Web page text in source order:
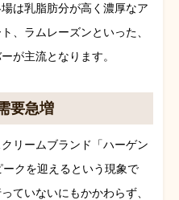
は乳脂肪分が高く濃厚なア
、ラムレーズンといった、
が主流となります。
要急増
リームブランド「ハーゲン
クを迎えるという現象で
ていないにもかかわらず、